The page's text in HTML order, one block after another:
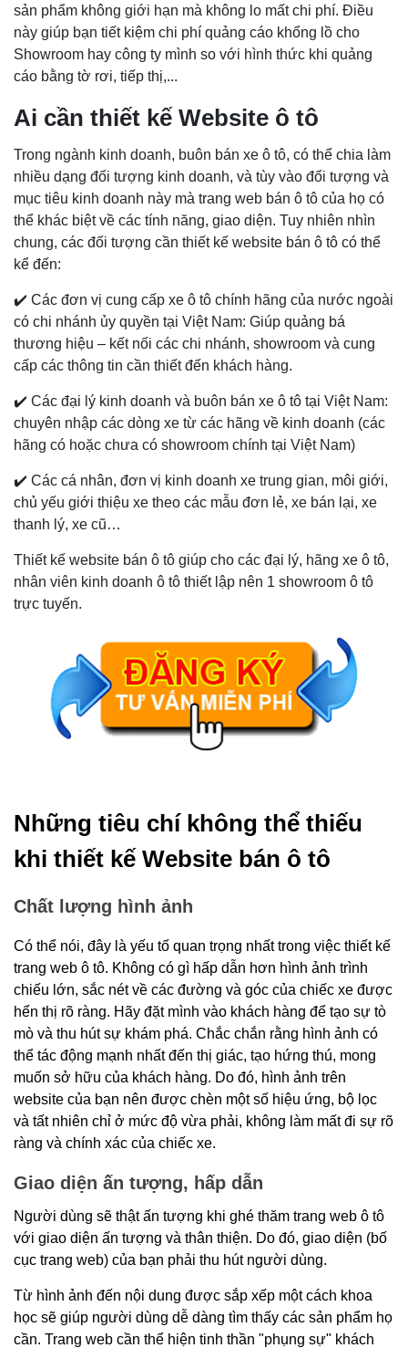
sản phẩm không giới hạn mà không lo mất chi phí. Điều
này giúp bạn tiết kiệm chi phí quảng cáo khổng lồ cho
Showroom hay công ty mình so với hình thức khi quảng
cáo bằng tờ rơi, tiếp thị,...
Ai cần thiết kế Website ô tô
Trong ngành kinh doanh, buôn bán xe ô tô, có thể chia làm
nhiều dạng đối tượng kinh doanh, và tùy vào đối tượng và
mục tiêu kinh doanh này mà trang web bán ô tô của họ có
thể khác biệt về các tính năng, giao diện. Tuy nhiên nhìn
chung, các đối tượng cần thiết kế website bán ô tô có thể
kể đến:
✔️ Các đơn vị cung cấp xe ô tô chính hãng của nước ngoài
có chi nhánh ủy quyền tại Việt Nam: Giúp quảng bá
thương hiệu – kết nối các chi nhánh, showroom và cung
cấp các thông tin cần thiết đến khách hàng.
✔️ Các đại lý kinh doanh và buôn bán xe ô tô tại Việt Nam:
chuyên nhập các dòng xe từ các hãng về kinh doanh (các
hãng có hoặc chưa có showroom chính tại Việt Nam)
✔️ Các cá nhân, đơn vị kinh doanh xe trung gian, môi giới,
chủ yếu giới thiệu xe theo các mẫu đơn lẻ, xe bán lại, xe
thanh lý, xe cũ…
Thiết kế website bán ô tô giúp cho các đại lý, hãng xe ô tô,
nhân viên kinh doanh ô tô thiết lập nên 1 showroom ô tô
trực tuyến.
Những tiêu chí không thể thiếu
khi thiết kế Website bán ô tô
Chất lượng hình ảnh
Có thể nói, đây là yếu tố quan trọng nhất trong việc thiết kế
trang web ô tô. Không có gì hấp dẫn hơn hình ảnh trình
chiếu lớn, sắc nét về các đường và góc của chiếc xe được
hển thị rõ ràng. Hãy đặt mình vào khách hàng để tạo sự tò
mò và thu hút sự khám phá. Chắc chắn rằng hình ảnh có
thể tác động mạnh nhất đến thị giác, tạo hứng thú, mong
muốn sở hữu của khách hàng. Do đó, hình ảnh trên
website của bạn nên được chèn một số hiệu ứng, bộ lọc
và tất nhiên chỉ ở mức độ vừa phải, không làm mất đi sự rõ
ràng và chính xác của chiếc xe.
Giao diện ấn tượng, hấp dẫn
Người dùng sẽ thật ấn tượng khi ghé thăm trang web ô tô
với giao diện ấn tượng và thân thiện. Do đó, giao diện (bố
cục trang web) của bạn phải thu hút người dùng.
Từ hình ảnh đến nội dung được sắp xếp một cách khoa
học sẽ giúp người dùng dễ dàng tìm thấy các sản phẩm họ
cần. Trang web cần thể hiện tinh thần "phụng sự" khách